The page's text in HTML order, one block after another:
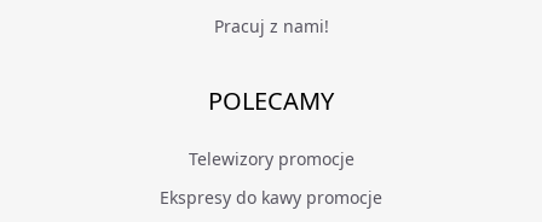
Pracuj z nami!
POLECAMY
Telewizory promocje
Ekspresy do kawy promocje